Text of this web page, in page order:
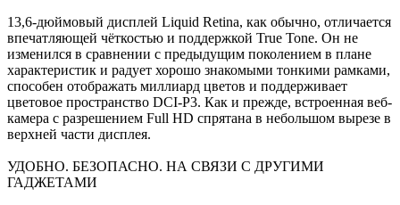
13,6-дюймовый дисплей Liquid Retina, как обычно, отличается
впечатляющей чёткостью и поддержкой True Tone. Он не
изменился в сравнении с предыдущим поколением в плане
характеристик и радует хорошо знакомыми тонкими рамками,
способен отображать миллиард цветов и поддерживает
цветовое пространство DCI-P3. Как и прежде, встроенная веб-
камера с разрешением Full HD спрятана в небольшом вырезе в
верхней части дисплея.
УДОБНО. БЕЗОПАСНО. НА СВЯЗИ С ДРУГИМИ
ГАДЖЕТАМИ